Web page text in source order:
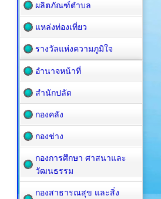
ผลิตภัณฑ์ตำบล
แหล่งท่องเที่ยว
รางวัลแห่งความภูมิใจ
อำนาจหน้าที่
สำนักปลัด
กองคลัง
กองช่าง
กองการศึกษา ศาสนาและ
วัฒนธรรม
กองสาธารณสุข และสิ่ง